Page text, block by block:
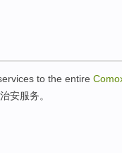
to the entire
治安服务。